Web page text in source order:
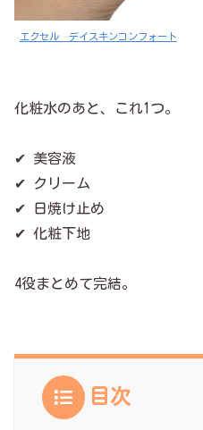
エクセル デイスキンコンフォート
化粧水のあと、これ1つ。
✔ 美容液
✔ クリーム
✔ 日焼け止め
✔ 化粧下地
4役まとめて完結。
目次